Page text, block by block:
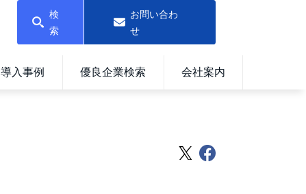
検
索
お問い合わ
せ
導入事例 優良企業検索 会社案内